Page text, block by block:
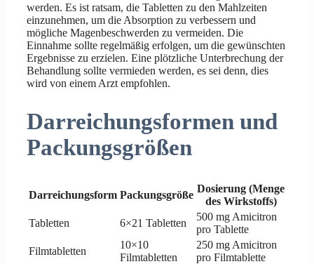
werden. Es ist ratsam, die Tabletten zu den Mahlzeiten
einzunehmen, um die Absorption zu verbessern und
mögliche Magenbeschwerden zu vermeiden. Die
Einnahme sollte regelmäßig erfolgen, um die gewünschten
Ergebnisse zu erzielen. Eine plötzliche Unterbrechung der
Behandlung sollte vermieden werden, es sei denn, dies
wird von einem Arzt empfohlen.
Darreichungsformen und
Packungsgrößen
Darreichungsform Packungsgröße
Dosierung (Menge
des Wirkstoffs)
Tabletten
6×21 Tabletten
500 mg Amicitron
pro Tablette
Filmtabletten
10×10
Filmtabletten
250 mg Amicitron
pro Filmtablette